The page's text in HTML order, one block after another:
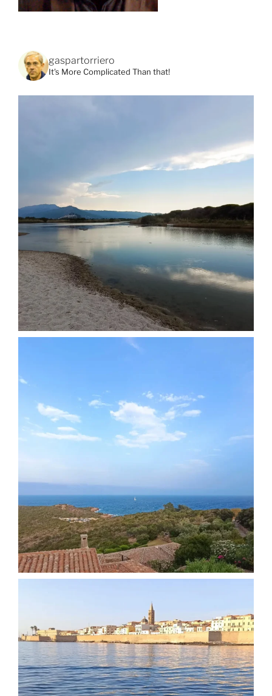
gaspartorriero
It's More Complicated Than that!